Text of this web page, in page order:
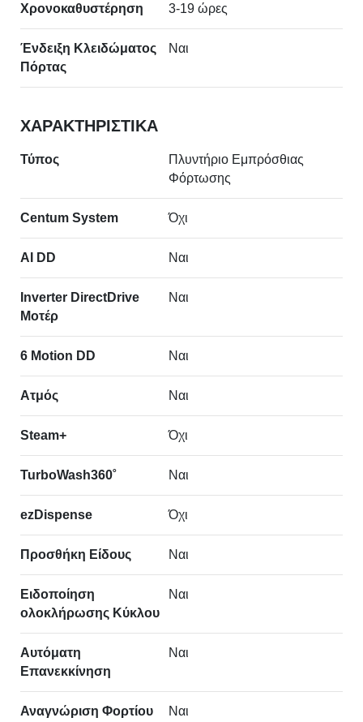
Χρονοκαθυστέρηση 3-19 ώρες
Ένδειξη Κλειδώματος
Πόρτας
Ναι
ΧΑΡΑΚΤΗΡΙΣΤΙΚΑ
Τύπος
Πλυντήριο Εμπρόσθιας
Φόρτωσης
Centum System Όχι
AI DD Ναι
Inverter DirectDrive
Μοτέρ
Ναι
6 Motion DD Ναι
Ατμός Ναι
Steam+ Όχι
TurboWash360˚ Ναι
ezDispense Όχι
Προσθήκη Είδους Ναι
Ειδοποίηση
ολοκλήρωσης Κύκλου
Ναι
Αυτόματη
Επανεκκίνηση
Ναι
Αναγνώριση Φορτίου Ναι